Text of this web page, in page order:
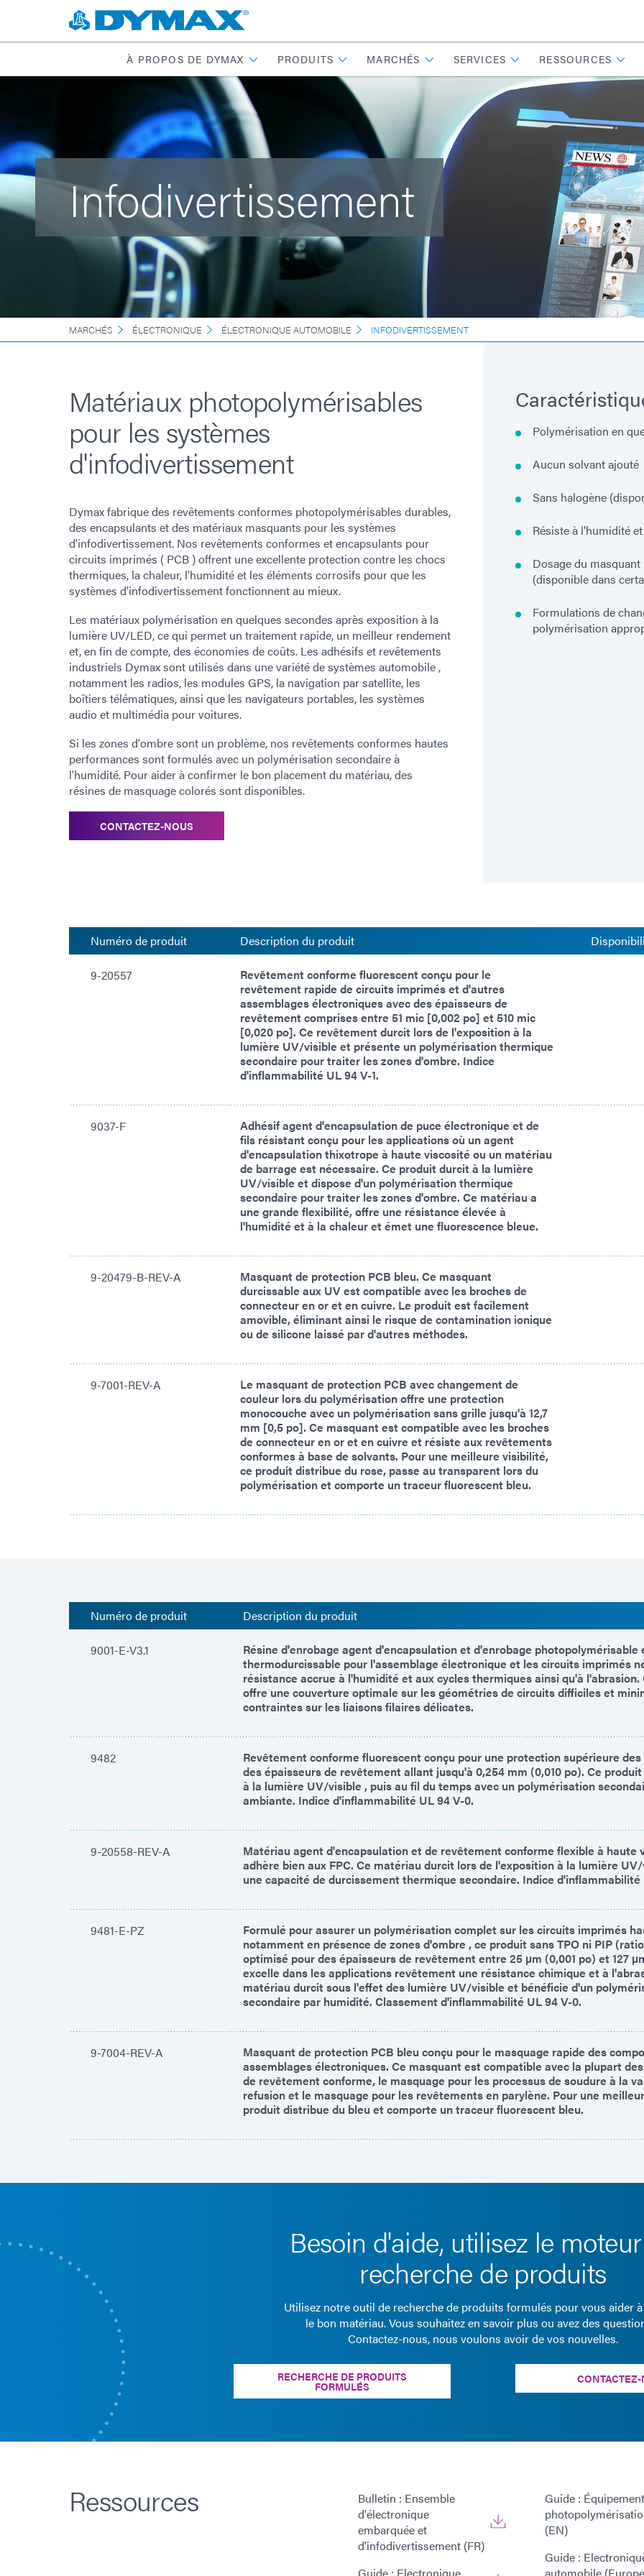
À PROPOS DE DYMAX PRODUITS MARCHÉS SERVICES RESSOURCES
Infodivertissement
MARCHÉS ÉLECTRONIQUE ÉLECTRONIQUE AUTOMOBILE INFODIVERTISSEMENT
Matériaux photopolymérisables
pour les systèmes
d'infodivertissement
Dymax fabrique des revêtements conformes photopolymérisables durables,
des encapsulants et des matériaux masquants pour les systèmes
d'infodivertissement. Nos revêtements conformes et encapsulants pour
circuits imprimés ( PCB ) offrent une excellente protection contre les chocs
thermiques, la chaleur, l'humidité et les éléments corrosifs pour que les
systèmes d'infodivertissement fonctionnent au mieux.
Les matériaux polymérisation en quelques secondes après exposition à la
lumière UV/LED, ce qui permet un traitement rapide, un meilleur rendement
et, en fin de compte, des économies de coûts. Les adhésifs et revêtements
industriels Dymax sont utilisés dans une variété de systèmes automobile ,
notamment les radios, les modules GPS, la navigation par satellite, les
boîtiers télématiques, ainsi que les navigateurs portables, les systèmes
audio et multimédia pour voitures.
Si les zones d'ombre sont un problème, nos revêtements conformes hautes
performances sont formulés avec un polymérisation secondaire à
l'humidité. Pour aider à confirmer le bon placement du matériau, des
résines de masquage colorés sont disponibles.
CONTACTEZ-NOUS
Polymérisation en
Aucun solvant ajouté
Sans halogène
Résiste à l'humidité
Dosage du
(disponible dans
Formulations de
polymérisation
Numéro de produit Description du produit
9-20557
Revêtement conforme fluorescent conçu pour le
revêtement rapide de circuits imprimés et d'autres
assemblages électroniques avec des épaisseurs de
revêtement comprises entre 51 mic [0,002 po] et 510 mic
[0,020 po]. Ce revêtement durcit lors de l'exposition à la
lumière UV/visible et présente un polymérisation thermique
secondaire pour traiter les zones d'ombre. Indice
d'inflammabilité UL 94 V-1.
9037-F
Adhésif agent d'encapsulation de puce électronique et de
fils résistant conçu pour les applications où un agent
d'encapsulation thixotrope à haute viscosité ou un matériau
de barrage est nécessaire. Ce produit durcit à la lumière
UV/visible et dispose d'un polymérisation thermique
secondaire pour traiter les zones d'ombre. Ce matériau a
une grande flexibilité, offre une résistance élevée à
l'humidité et à la chaleur et émet une fluorescence bleue.
9-20479-B-REV-A
Masquant de protection PCB bleu. Ce masquant
durcissable aux UV est compatible avec les broches de
connecteur en or et en cuivre. Le produit est facilement
amovible, éliminant ainsi le risque de contamination ionique
ou de silicone laissé par d'autres méthodes.
9-7001-REV-A
Le masquant de protection PCB avec changement de
couleur lors du polymérisation offre une protection
monocouche avec un polymérisation sans grille jusqu'à 12,7
mm [0,5 po]. Ce masquant est compatible avec les broches
de connecteur en or et en cuivre et résiste aux revêtements
conformes à base de solvants. Pour une meilleure visibilité,
ce produit distribue du rose, passe au transparent lors du
polymérisation et comporte un traceur fluorescent bleu.
Numéro de produit Description du produit
9001-E-V3.1
Résine d'enrobage agent d'encapsulation et d'enrobage photopolymérisable
thermodurcissable pour l'assemblage électronique et les circuits imprimés
résistance accrue à l'humidité et aux cycles thermiques ainsi qu'à l'abrasion.
offre une couverture optimale sur les géométries de circuits difficiles et
contraintes sur les liaisons filaires délicates.
9482
Revêtement conforme fluorescent conçu pour une protection supérieure
des épaisseurs de revêtement allant jusqu'à 0,254 mm (0,010 po). Ce
à la lumière UV/visible , puis au fil du temps avec un polymérisation
ambiante. Indice d'inflammabilité UL 94 V-0.
9-20558-REV-A
Matériau agent d'encapsulation et de revêtement conforme flexible à haute
adhère bien aux FPC. Ce matériau durcit lors de l'exposition à la lumière
une capacité de durcissement thermique secondaire. Indice d'inflammabilité
9481-E-PZ
Formulé pour assurer un polymérisation complet sur les circuits imprimés
notamment en présence de zones d'ombre , ce produit sans TPO ni PIP
optimisé pour des épaisseurs de revêtement entre 25 µm (0,001 po) et 127
excelle dans les applications revêtement une résistance chimique et à
matériau durcit sous l'effet des lumière UV/visible et bénéficie d'un
secondaire par humidité. Classement d'inflammabilité UL 94 V-0.
9-7004-REV-A
Masquant de protection PCB bleu conçu pour le masquage rapide des
assemblages électroniques. Ce masquant est compatible avec la plupart
de revêtement conforme, le masquage pour les processus de soudure à la
refusion et le masquage pour les revêtements en parylène. Pour une
produit distribue du bleu et comporte un traceur fluorescent bleu.
Besoin d'aide, utilisez le
recherche de produits
Utilisez notre outil de recherche de produits formulés pour vous aider
le bon matériau. Vous souhaitez en savoir plus ou avez des
Contactez-nous, nous voulons avoir de vos nouvelles.
RECHERCHE DE PRODUITS
FORMULÉS
Ressources
Bulletin : Ensemble
d'électronique
embarquée et
d'infodivertissement (FR)
Guide : Electronique
Guide :
(EN)
Guide :
automobile